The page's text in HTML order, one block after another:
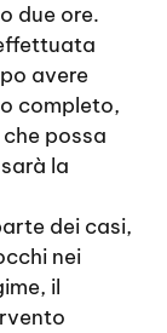
due ore.
avere
completo,
possa
la
dei casi,
nei
il